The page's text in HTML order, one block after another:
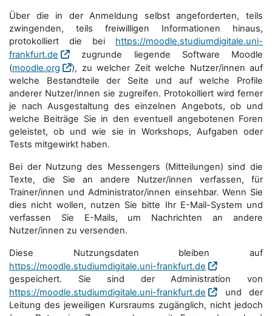
Über die in der Anmeldung selbst angeforderten, teils
zwingenden, teils freiwilligen Informationen hinaus,
protokolliert die bei https://moodle.studiumdigitale.uni-
frankfurt.de
zugrunde liegende Software Moodle
(moodle.org
), zu welcher Zeit welche Nutzer/innen auf
welche Bestandteile der Seite und auf welche Profile
anderer Nutzer/innen sie zugreifen. Protokolliert wird ferner
je nach Ausgestaltung des einzelnen Angebots, ob und
welche Beiträge Sie in den eventuell angebotenen Foren
geleistet, ob und wie sie in Workshops, Aufgaben oder
Tests mitgewirkt haben.
Bei der Nutzung des Messengers (Mitteilungen) sind die
Texte, die Sie an andere Nutzer/innen verfassen, für
Trainer/innen und Administrator/innen einsehbar. Wenn Sie
dies nicht wollen, nutzen Sie bitte Ihr E-Mail-System und
verfassen Sie E-Mails, um Nachrichten an andere
Nutzer/innen zu versenden.
Diese Nutzungsdaten bleiben auf
https://moodle.studiumdigitale.uni-frankfurt.de
gespeichert. Sie sind der Administration von
https://moodle.studiumdigitale.uni-frankfurt.de
und der
Leitung des jeweiligen Kursraums zugänglich, nicht jedoch